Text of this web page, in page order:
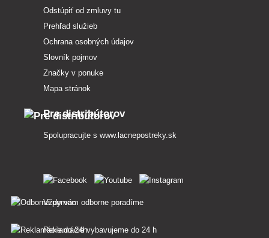
Odstúpiť od zmluvy tu
Prehľad služieb
Ochrana osobných údajov
Slovník pojmov
Značky v ponuke
Mapa stránok
Pre distribútorov
Spolupracujte s www.lacnepostreky.sk
Vždy vám odborne poradíme
Reklamácie vybavujeme do 24 h